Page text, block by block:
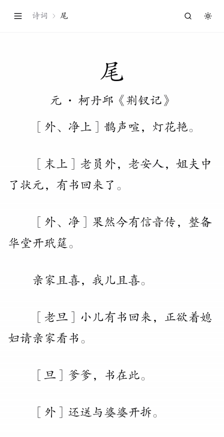
诗词 尾
尾
元 · 柯丹邱《荆钗记》
［外、 净上］鹊声喧 ， 灯花艳。
［末上］老员外， 老安人， 姐夫中
了状元， 有书回来了 。
［外、 净］果然今有信音传， 整备
华堂开玳筵。
亲家且喜， 我儿且喜。
［老旦］小儿有书回来， 正欲着媳
妇请亲家看书。
［旦］爹爹， 书在此。
［外］还送与婆婆开拆。